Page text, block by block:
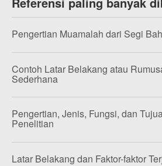
Pengertian Muamalah dari Segi
Contoh Latar Belakang atau
Sederhana
Pengertian, Jenis, Fungsi, dan
Penelitian
Latar Belakang dan Faktor-faktor